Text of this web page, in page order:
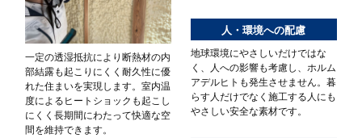
一定の透湿抵抗により断熱材の内
部結露も起こりにくく耐久性に優
れた住まいを実現します。室内温
度によるヒートショックも起こし
にくく長期間にわたって快適な空
間を維持できます。
人・環境への配慮
地球環境にやさしいだけではな
く、人への影響も考慮し、ホルム
アデルヒトも発生させません。暮
らす人だけでなく施工する人にも
やさしい安全な素材です。